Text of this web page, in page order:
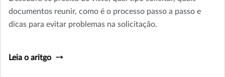
documentos reunir, como é o processo passo a passo e
dicas para evitar problemas na solicitação.
Leia o aritgo